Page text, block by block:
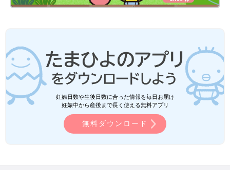
妊娠日数や生後日数に合った情報を毎日お届け
妊娠中から産後まで長く使える無料アプリ
無料ダウンロード